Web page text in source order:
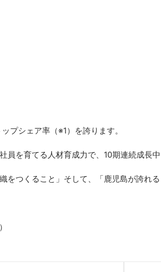
プシェア率（※1）を誇ります。
員を育てる人材育成力で、10期連続成長中
をつくること」そして、「鹿児島が誇れる